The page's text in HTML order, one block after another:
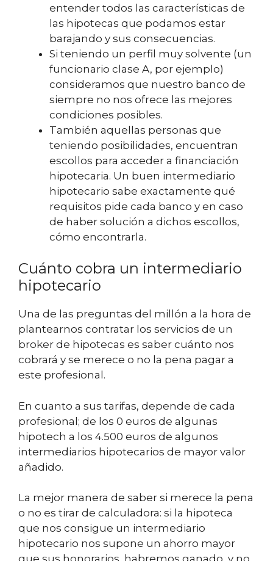
entender todos las características de
las hipotecas que podamos estar
barajando y sus consecuencias.
Si teniendo un perfil muy solvente (un
funcionario clase A, por ejemplo)
consideramos que nuestro banco de
siempre no nos ofrece las mejores
condiciones posibles.
También aquellas personas que
teniendo posibilidades, encuentran
escollos para acceder a financiación
hipotecaria. Un buen intermediario
hipotecario sabe exactamente qué
requisitos pide cada banco y en caso
de haber solución a dichos escollos,
cómo encontrarla.
Cuánto cobra un intermediario
hipotecario
Una de las preguntas del millón a la hora de
plantearnos contratar los servicios de un
broker de hipotecas es saber cuánto nos
cobrará y se merece o no la pena pagar a
este profesional.
En cuanto a sus tarifas, depende de cada
profesional; de los 0 euros de algunas
hipotech a los 4.500 euros de algunos
intermediarios hipotecarios de mayor valor
añadido.
La mejor manera de saber si merece la pena
o no es tirar de calculadora: si la hipoteca
que nos consigue un intermediario
hipotecario nos supone un ahorro mayor